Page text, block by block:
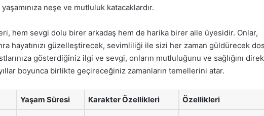
neşe ve mutluluk katacaklardır.
hem sevgi dolu birer arkadaş hem de harika birer aile üyesidir. Onlar,
hayatınızı güzelleştirecek, sevimliliği ile sizi her zaman güldürecek
gösterdiğiniz ilgi ve sevgi, onların mutluluğunu ve sağlığını
boyunca birlikte geçireceğiniz zamanların temellerini atar.
Yaşam Süresi Karakter Özellikleri Özellikleri